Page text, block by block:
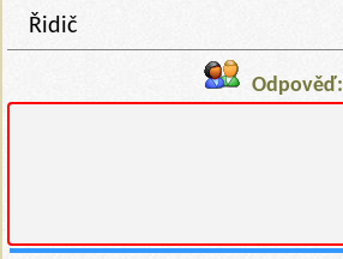
Řidič
Odpověď: